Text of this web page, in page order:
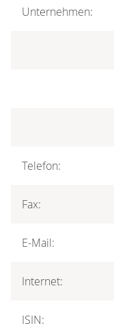
Unternehmen:
Telefon:
Fax:
E-Mail:
Internet:
ISIN: